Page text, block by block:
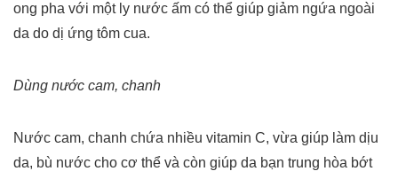
ong pha với một ly nước ấm có thể giúp giảm ngứa ngoài
da do dị ứng tôm cua.
Dùng nước cam, chanh
Nước cam, chanh chứa nhiều vitamin C, vừa giúp làm dịu
da, bù nước cho cơ thể và còn giúp da bạn trung hòa bớt